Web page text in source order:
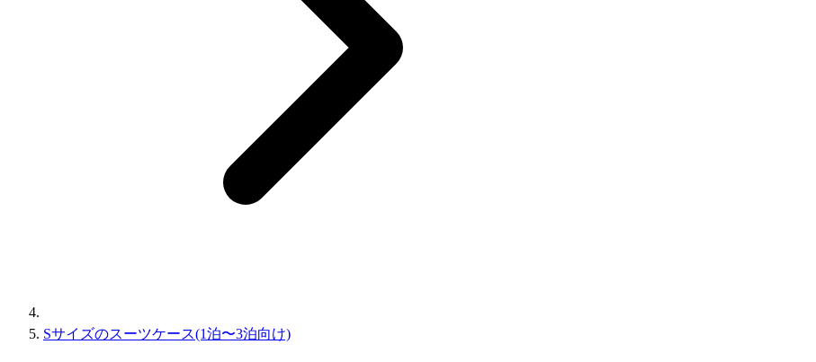
Sサイズのスーツケース(1泊〜3泊向け)